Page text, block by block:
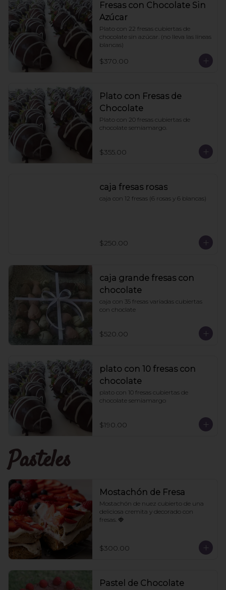
Fresas con Chocolate Sin
Azúcar
Plato con 22 fresas cubiertas de
chocolate sin azúcar. (no lleva las líneas
blancas)
$370.00
Plato con Fresas de
Chocolate
Plato con 20 fresas cubiertas de
chocolate semiamargo.
$355.00
caja fresas rosas
caja con 12 fresas (6 rosas y 6 blancas)
$250.00
caja grande fresas con
chocolate
caja con 35 fresas variadas cubiertas
con choclate
$520.00
plato con 10 fresas con
chocolate
plato con 10 fresas cubiertas de
chocolate semiamargo
$190.00
Pasteles
Mostachón de Fresa
Mostachón de nuez cubierto de una
deliciosa cremita y decorado con
fresas. 🍓
$300.00
Pastel de Chocolate